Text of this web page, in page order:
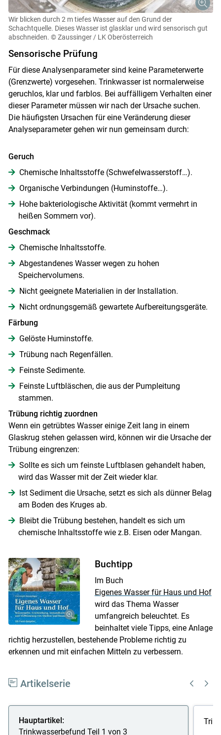
Wir blicken durch 2 m tiefes Wasser auf den Grund der
Schachtquelle. Dieses Wasser ist glasklar und wird sensorisch gut
abschneiden. © Zaussinger / LK Oberösterreich
Sensorische Prüfung
Für diese Analysenparameter sind keine Parameterwerte
(Grenzwerte) vorgesehen. Trinkwasser ist normalerweise
geruchlos, klar und farblos. Bei auffälligem Verhalten einer
dieser Parameter müssen wir nach der Ursache suchen.
Die häufigsten Ursachen für eine Veränderung dieser
Analyseparameter gehen wir nun gemeinsam durch:
Geruch
Chemische Inhaltsstoffe (Schwefelwasserstoff…).
Organische Verbindungen (Huminstoffe…).
Hohe bakteriologische Aktivität (kommt vermehrt in
heißen Sommern vor).
Geschmack
Chemische Inhaltsstoffe.
Abgestandenes Wasser wegen zu hohen
Speichervolumens.
Nicht geeignete Materialien in der Installation.
Nicht ordnungsgemäß gewartete Aufbereitungsgeräte.
Färbung
Gelöste Huminstoffe.
Trübung nach Regenfällen.
Feinste Sedimente.
Feinste Luftbläschen, die aus der Pumpleitung
stammen.
Trübung richtig zuordnen
Wenn ein getrübtes Wasser einige Zeit lang in einem
Glaskrug stehen gelassen wird, können wir die Ursache der
Trübung eingrenzen:
Sollte es sich um feinste Luftblasen gehandelt haben,
wird das Wasser mit der Zeit wieder klar.
Ist Sediment die Ursache, setzt es sich als dünner Belag
am Boden des Kruges ab.
Bleibt die Trübung bestehen, handelt es sich um
chemische Inhaltsstoffe wie z.B. Eisen oder Mangan.
Buchtipp
Im Buch
Eigenes Wasser für Haus und Hof
wird das Thema Wasser
umfangreich beleuchtet. Es
beinhaltet viele Tipps, eine Anlage
richtig herzustellen, bestehende Probleme richtig zu
erkennen und mit einfachen Mitteln zu verbessern.
Artikelserie
Hauptartikel:
Trinkwasserbefund Teil 1 von 3